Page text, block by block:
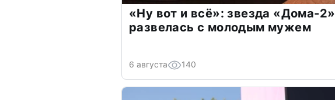
«Ну вот и всё»: звезда «Дома-2»
развелась с молодым мужем
6 августа 140